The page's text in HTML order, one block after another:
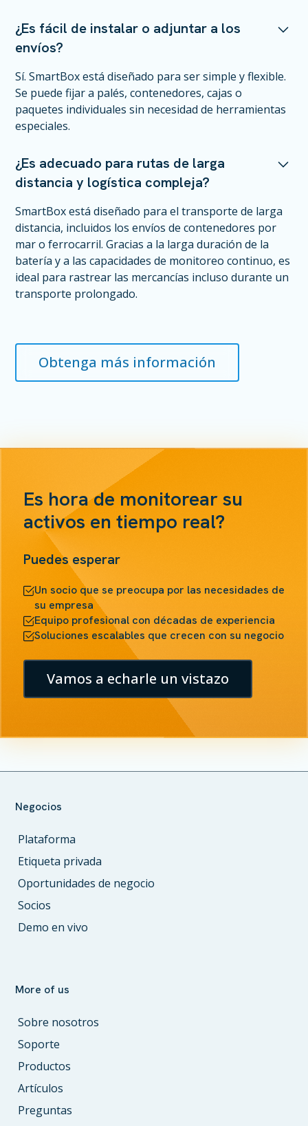
¿Es fácil de instalar o adjuntar a los
envíos?
Sí. SmartBox está diseñado para ser simple y flexible.
Se puede fijar a palés, contenedores, cajas o
paquetes individuales sin necesidad de herramientas
especiales.
¿Es adecuado para rutas de larga
distancia y logística compleja?
SmartBox está diseñado para el transporte de larga
distancia, incluidos los envíos de contenedores por
mar o ferrocarril. Gracias a la larga duración de la
batería y a las capacidades de monitoreo continuo, es
ideal para rastrear las mercancías incluso durante un
transporte prolongado.
Obtenga más información
Es hora de monitorear su
activos en tiempo real?
Puedes esperar
Un socio que se preocupa por las necesidades de
su empresa
Equipo profesional con décadas de experiencia
Soluciones escalables que crecen con su negocio
Vamos a echarle un vistazo
Negocios
Plataforma
Etiqueta privada
Oportunidades de negocio
Socios
Demo en vivo
More of us
Sobre nosotros
Soporte
Productos
Artículos
Preguntas